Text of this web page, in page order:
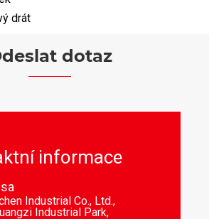
drát
dotaz
informace
Industrial Co., Ltd.,
Industrial Park,